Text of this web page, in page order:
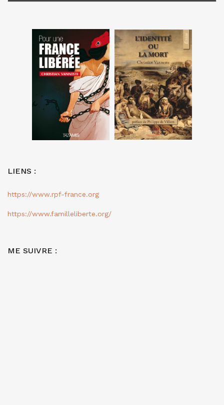
LIENS :
https://www.rpf-france.org
https://www.familleliberte.org/
ME SUIVRE :